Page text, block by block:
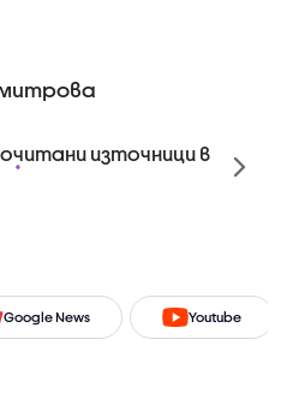
източници в
Google News Youtube